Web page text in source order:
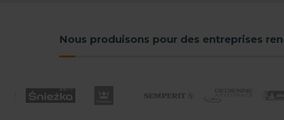
Nous produisons pour des entreprises